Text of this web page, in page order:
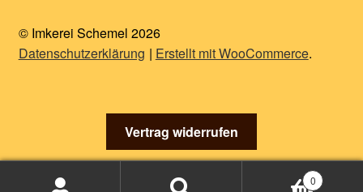
© Imkerei Schemel 2026
Datenschutzerklärung
Erstellt mit WooCommerce.
Vertrag widerrufen
0